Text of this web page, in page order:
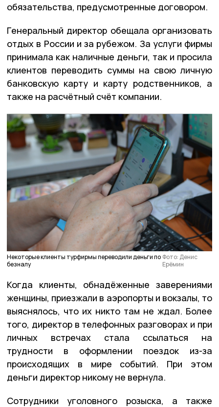
обязательства, предусмотренные договором.
Генеральный директор обещала организовать
отдых в России и за рубежом. За услуги фирмы
принимала как наличные деньги, так и просила
клиентов переводить суммы на свою личную
банковскую карту и карту родственников, а
также на расчётный счёт компании.
Некоторые клиенты турфирмы переводили деньги по
безналу
Фото: Денис
Ерёмин
Когда клиенты, обнадёженные заверениями
женщины, приезжали в аэропорты и вокзалы, то
выяснялось, что их никто там не ждал. Более
того, директор в телефонных разговорах и при
личных встречах стала ссылаться на
трудности в оформлении поездок из-за
происходящих в мире событий. При этом
деньги директор никому не вернула.
Сотрудники уголовного розыска, а также